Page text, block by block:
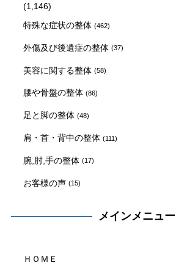
(1,146)
特殊な症状の整体 (462)
外傷及び後遺症の整体 (37)
美容に関する整体 (58)
腰や骨盤の整体 (86)
足と脚の整体 (48)
肩・首・背中の整体 (111)
腕,肘,手の整体 (17)
お客様の声 (15)
メインメニュー
ＨＯＭＥ